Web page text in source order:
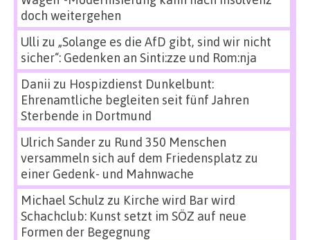
doch weitergehen
Ulli zu „Solange es die AfD gibt, sind wir nicht
sicher“: Gedenken an Sinti:zze und Rom:nja
Danii zu Hospizdienst Dunkelbunt:
Ehrenamtliche begleiten seit fünf Jahren
Sterbende in Dortmund
Ulrich Sanderzu Rund 350 Menschen
versammeln sich auf dem Friedensplatz zu
einer Gedenk- und Mahnwache
Michael Schulz zu Kirche wird Bar wird
Schachclub: Kunst setzt im SÖZ auf neue
Formen der Begegnung